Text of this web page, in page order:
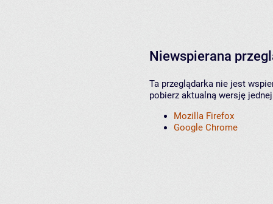
Niewspierana
Ta przeglądarka nie jest
pobierz aktualną wersję
Mozilla Firefox
Google Chrome